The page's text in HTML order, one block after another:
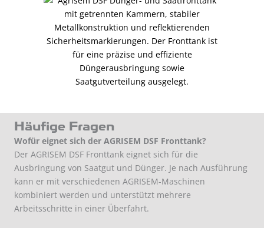
Häufige Fragen
Wofür eignet sich der AGRISEM DSF Fronttank?
Der AGRISEM DSF Fronttank eignet sich für die
Ausbringung von Saatgut und Dünger. Je nach Ausführung
kann er mit verschiedenen AGRISEM-Maschinen
kombiniert werden und unterstützt mehrere
Arbeitsschritte in einer Überfahrt.